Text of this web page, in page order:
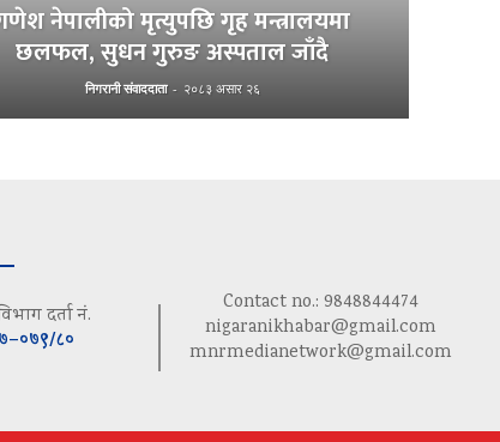
नेपालीको मृत्युपछि गृह मन्त्रालयमा
छलफल, सुधन गुरुङ अस्पताल जाँदै
निगरानी संवाददाता - २०८३ असार २६
दर्ता नं.
८०
Contact no.: 9848844474
nigaranikhabar@gmail.com
mnrmedianetwork@gmail.com